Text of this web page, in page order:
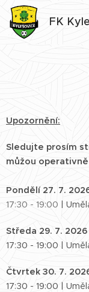
FK
Upozornění:
Sledujte prosím
můžou
Pondělí 27. 7.
17:30 - 19:00 |
Středa 29. 7. 2026
17:30 - 19:00 |
Čtvrtek 30. 7.
17:30 - 19:00 |